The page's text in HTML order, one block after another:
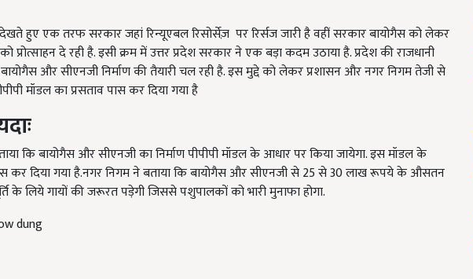
हुए एक तरफ सरकार जहां रिन्यूएबल रिसोर्सेज़ पर रिर्सज जारी है वहीं सरकार बायोगैस को लेकर
प्रोत्साहन दे रही है. इसी क्रम में उत्तर प्रदेश सरकार ने एक बड़ा कदम उठाया है. प्रदेश की राजधानी
और सीएनजी निर्माण की तैयारी चल रही है. इस मुद्दे को लेकर प्रशासन और नगर निगम तेजी से
मॉडल का प्रसताव पास कर दिया गया है
कि बायोगैस और सीएनजी का निर्माण पीपीपी मॉडल के आधार पर किया जायेगा. इस मॉडल के
पास कर दिया गया है.नगर निगम ने बताया कि बायोगैस और सीएनजी से 25 से 30 लाख रूपये के औसतन
के लिये गायों की जरूरत पड़ेगी जिससे पशुपालकों को भारी मुनाफा होगा.